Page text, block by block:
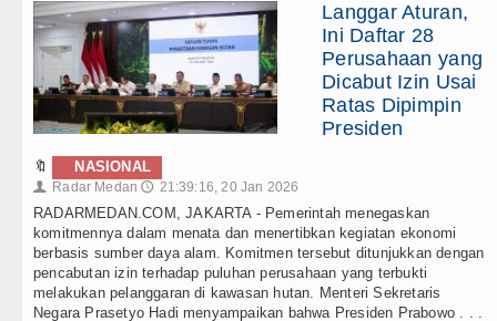
Langgar Aturan,
Ini Daftar 28
Perusahaan yang
Dicabut Izin Usai
Ratas Dipimpin
Presiden
🔖 NASIONAL
👤 Radar Medan 🕔 21:39:16, 20 Jan 2026
RADARMEDAN.COM, JAKARTA - Pemerintah menegaskan
komitmennya dalam menata dan menertibkan kegiatan ekonomi
berbasis sumber daya alam. Komitmen tersebut ditunjukkan dengan
pencabutan izin terhadap puluhan perusahaan yang terbukti
melakukan pelanggaran di kawasan hutan. Menteri Sekretaris
Negara Prasetyo Hadi menyampaikan bahwa Presiden Prabowo . . .